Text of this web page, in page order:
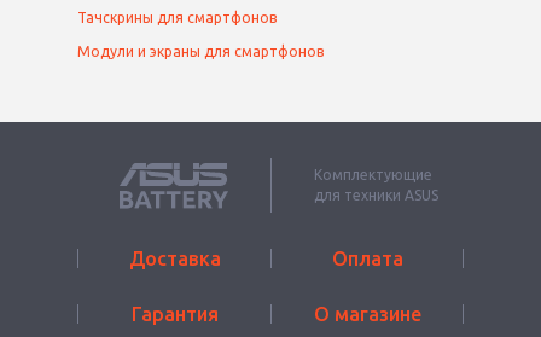
Тачскрины для смартфонов
Модули и экраны для смартфонов
Комплектующие
для техники ASUS
Доставка Оплата
Гарантия О магазине